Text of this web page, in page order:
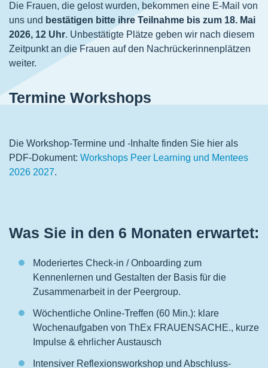
Die Frauen, die gelost wurden, bekommen eine E-Mail von
uns und bestätigen bitte ihre Teilnahme bis zum 18. Mai
2026, 12 Uhr. Unbestätigte Plätze geben wir nach diesem
Zeitpunkt an die Frauen auf den Nachrückerinnenplätzen
weiter.
Termine Workshops
Die Workshop-Termine und -Inhalte finden Sie hier als
PDF-Dokument: Workshops Peer Learning und Mentees
2026 2027.
Was Sie in den 6 Monaten erwartet:
Moderiertes Check-in / Onboarding zum
Kennenlernen und Gestalten der Basis für die
Zusammenarbeit in der Peergroup.
Wöchentliche Online-Treffen (60 Min.): klare
Wochenaufgaben von ThEx FRAUENSACHE., kurze
Impulse & ehrlicher Austausch
Intensiver Reflexionsworkshop und Abschluss-